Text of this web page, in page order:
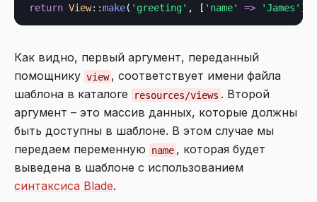
return View::make( 'greeting' , [ 'name' => 'James'
Как видно, первый аргумент, переданный
помощнику view , соответствует имени файла
шаблона в каталоге
resources/views . Второй
аргумент – это массив данных, которые должны
быть доступны в шаблоне. В этом случае мы
передаем переменную
name , которая будет
выведена в шаблоне с использованием
синтаксиса Blade.